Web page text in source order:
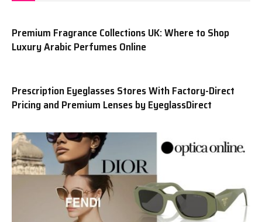
Premium Fragrance Collections UK: Where to Shop
Luxury Arabic Perfumes Online
Prescription Eyeglasses Stores With Factory-Direct
Pricing and Premium Lenses by EyeglassDirect